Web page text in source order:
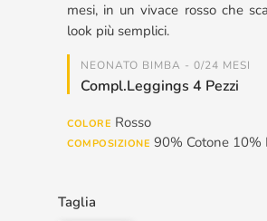
mesi, in un vivace rosso che
look più semplici.
NEONATO BIMBA - 0/24 MESI
Compl.leggings 4 Pezzi
COLORE Rosso
COMPOSIZIONE 90% Cotone 10%
Taglia